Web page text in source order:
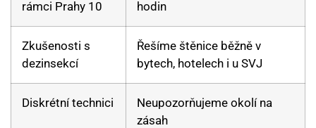
rámci Prahy 10 hodin
Zkušenosti s
dezinsekcí
Řešíme štěnice běžně v
bytech, hotelech i u SVJ
Diskrétní technici
Neupozorňujeme okolí na
zásah